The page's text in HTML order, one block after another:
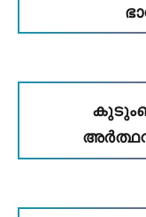
കുടുംബ